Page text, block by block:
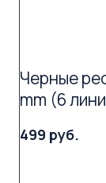
Черные
mm (6
499 руб.